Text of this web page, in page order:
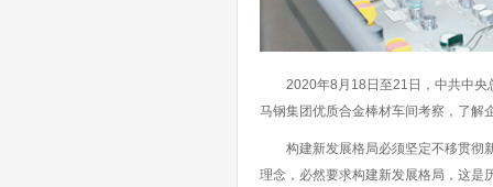
2020年8月18日至21日，中共中央总
马钢集团优质合金棒材车间考察，了解
构建新发展格局必须坚定不移贯彻新
理念，必然要求构建新发展格局，这是